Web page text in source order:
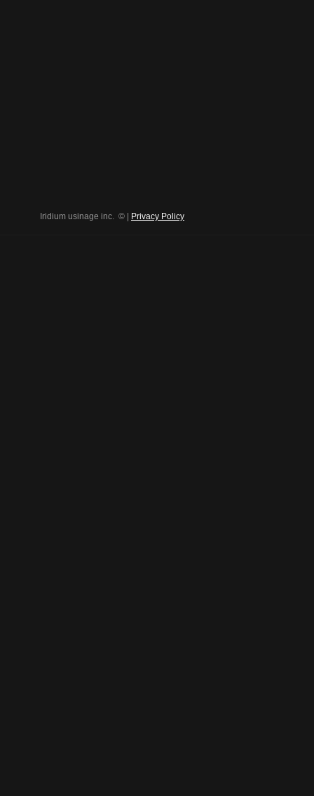
Iridium usinage inc. © | Privacy Policy